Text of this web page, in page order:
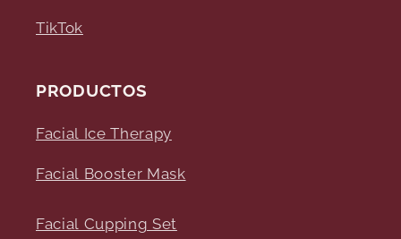
TikTok
PRODUCTOS
Facial Ice Therapy
Facial Booster Mask
Facial Cupping Set